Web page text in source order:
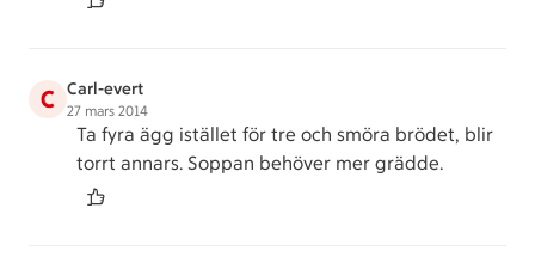
C Carl-evert
27 mars 2014
Ta fyra ägg istället för tre och smöra brödet, blir
torrt annars. Soppan behöver mer grädde.